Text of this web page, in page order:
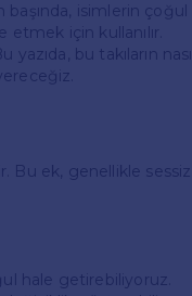
başında, isimlerin çoğul
için kullanılır.
bu takıların nasıl
Bu ek, genellikle sessiz
hale getirebiliyoruz.